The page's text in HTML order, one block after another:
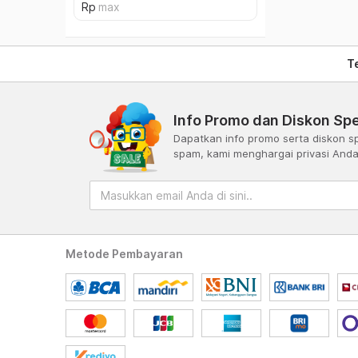
Info Promo dan Diskon
Dapatkan info promo serta diskon
spam, kami menghargai privasi Anda
Metode Pembayaran